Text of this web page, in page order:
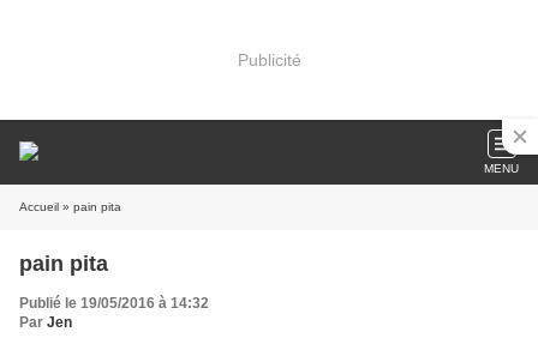
Publicité
MENU
Accueil » pain pita
pain pita
Publié le 19/05/2016 à 14:32
Par Jen